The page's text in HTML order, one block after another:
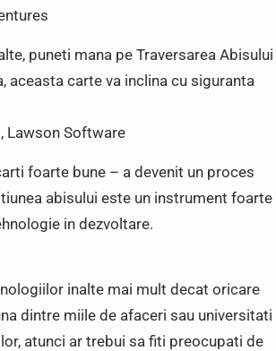
puneti mana pe Traversarea Abisului
aceasta carte va inclina cu siguranta
Lawson Software
foarte bune – a devenit un proces
abisului este un instrument foarte
in dezvoltare.
inalte mai mult decat oricare
dintre miile de afaceri sau universitati
atunci ar trebui sa fiti preocupati de